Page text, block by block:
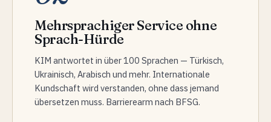
Mehrsprachiger Service ohne
Sprach-Hürde
KIM antwortet in über 100 Sprachen — Türkisch,
Ukrainisch, Arabisch und mehr. Internationale
Kundschaft wird verstanden, ohne dass jemand
übersetzen muss. Barrierearm nach BFSG.